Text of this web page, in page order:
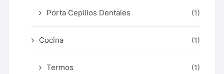
Porta Cepillos Dentales (1)
Cocina (1)
Termos (1)